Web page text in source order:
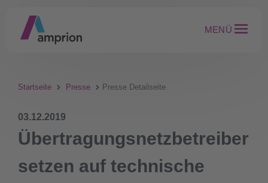
MENÜ
Startseite Presse Presse Detailseite
03.12.2019
Übertragungsnetzbetreiber
setzen auf technische